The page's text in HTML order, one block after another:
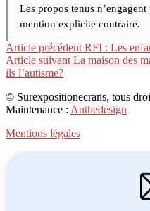
Les propos tenus
mention explicite contraire.
Lire
la
suite
Article précédent RFI : Les
Article suivant La maison des
ils l’autisme?
© Surexpositionecrans, tous
Maintenance : Anthedesign
Mentions légales